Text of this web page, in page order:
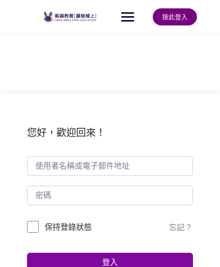
按此登入
您好，歡迎回來！
保持登錄狀態 忘記？
登入